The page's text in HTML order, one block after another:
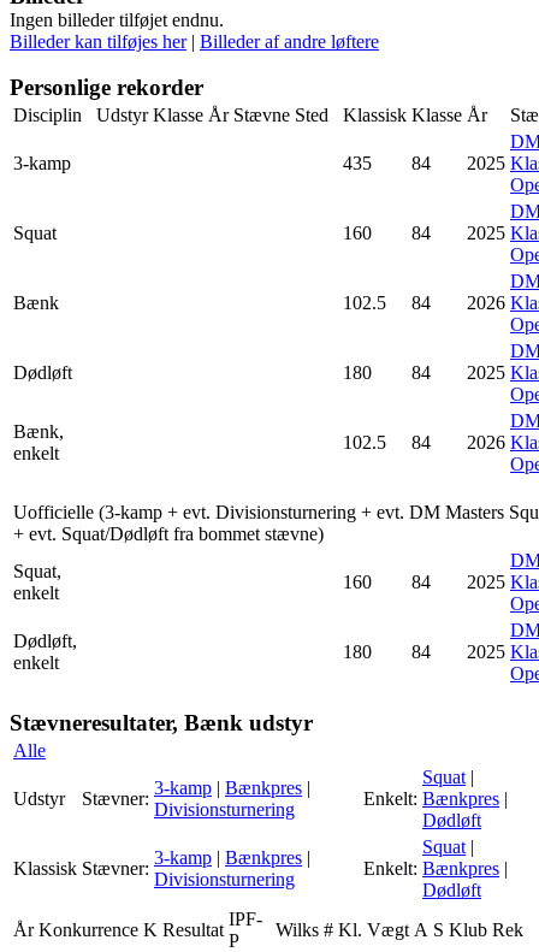
Ingen billeder tilføjet endnu.
Billeder kan tilføjes her| Billeder af andre løftere
Personlige rekorder
Disciplin Udstyr Klasse År Stævne Sted Klassisk Klasse År
3-kamp 435 84 2025
Squat 160 84 2025
Bænk 102.5 84 2026
Dødløft 180 84 2025
Bænk,
enkelt
102.5 84 2026
Uofficielle (3-kamp + evt. Divisionsturnering + evt. DM Masters
+ evt. Squat/Dødløft fra bommet stævne)
Squat,
enkelt
160 84 2025
Dødløft,
enkelt
180 84 2025
Stævneresultater, Bænk udstyr
Alle
Udstyr Stævner:
3-kamp | Bænkpres |
Divisionsturnering
Enkelt:
Squat |
Bænkpres |
Dødløft
Klassisk Stævner:
3-kamp | Bænkpres |
Divisionsturnering
Enkelt:
Squat |
Bænkpres |
Dødløft
År Konkurrence K Resultat
IPF-
P
Wilks # Kl. Vægt A S Klub Rek